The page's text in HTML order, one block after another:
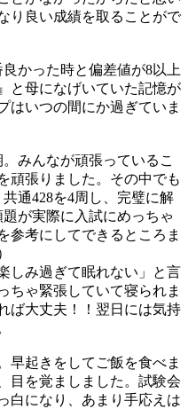
り良い成績を取ることがで
かった時と偏差値が8以上
と母になげいていた記憶が
はいつの間にか過ぎていま
みんなが頑張っているこ
頑張りました。その中でも
通428を4周し、完璧に解
が実際に入試にめっちゃ
参考にしてできるところま
しみ過ぎて眠れない」と言
ちゃ緊張していて寝られま
ば大丈夫！！翌日には気持
早起きをしてご飯を食べま
目を覚ましました。試験会
白になり、あまり手応えは